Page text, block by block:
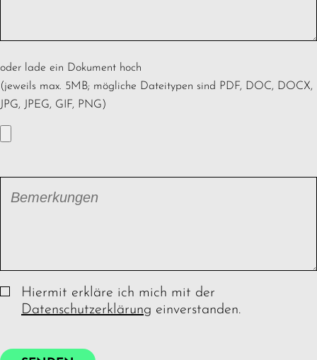
oder lade ein Dokument hoch
(jeweils max. 5MB; mögliche Dateitypen sind PDF, DOC, DOCX,
JPG, JPEG, GIF, PNG)
Bemerkungen
Hiermit erkläre ich mich mit der
Datenschutzerklärung einverstanden.